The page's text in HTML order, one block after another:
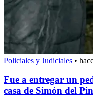
Policiales y Judiciales •
Fue a entregar un
casa de Simón del